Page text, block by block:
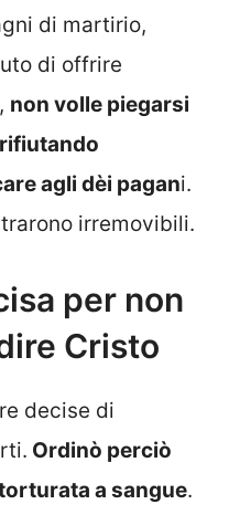
di martirio,
di offrire
non volle piegarsi
agli dèi pagani.
irremovibili.
per non
Cristo
decise di
Ordinò perciò
a sangue.